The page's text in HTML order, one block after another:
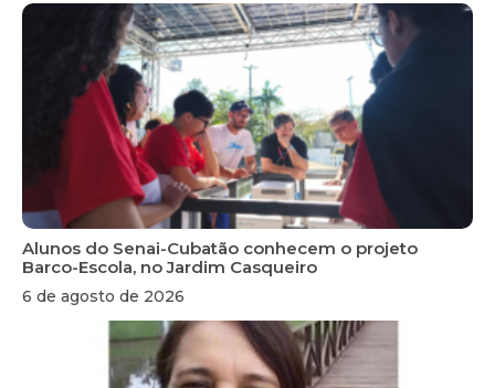
Alunos do Senai-Cubatão conhecem o projeto
Barco-Escola, no Jardim Casqueiro
6 de agosto de 2026